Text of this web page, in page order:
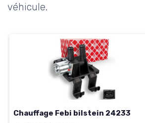
véhicule.
Chauffage Febi bilstein 24233